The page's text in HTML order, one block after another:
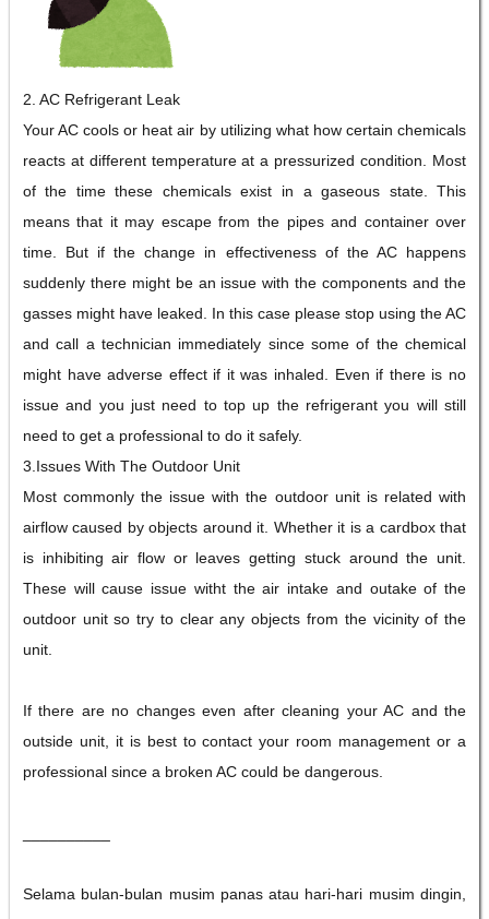
2. AC Refrigerant Leak
Your AC cools or heat air by utilizing what how certain chemicals
reacts at different temperature at a pressurized condition. Most
of the time these chemicals exist in a gaseous state. This
means that it may escape from the pipes and container over
time. But if the change in effectiveness of the AC happens
suddenly there might be an issue with the components and the
gasses might have leaked. In this case please stop using the AC
and call a technician immediately since some of the chemical
might have adverse effect if it was inhaled. Even if there is no
issue and you just need to top up the refrigerant you will still
need to get a professional to do it safely.
3.Issues With The Outdoor Unit
Most commonly the issue with the outdoor unit is related with
airflow caused by objects around it. Whether it is a cardbox that
is inhibiting air flow or leaves getting stuck around the unit.
These will cause issue witht the air intake and outake of the
outdoor unit so try to clear any objects from the vicinity of the
unit.
If there are no changes even after cleaning your AC and the
outside unit, it is best to contact your room management or a
professional since a broken AC could be dangerous.
Selama bulan-bulan musim panas atau hari-hari musim dingin,